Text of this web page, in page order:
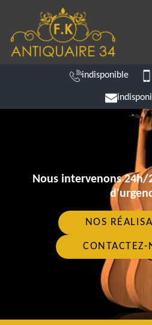
indisponible
Nous intervenons 24h/
NOS
CONTACTEZ-